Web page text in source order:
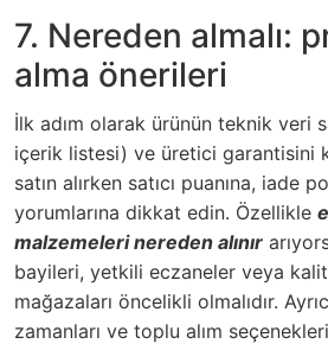
7. Nereden almalı:
alma önerileri
İlk adım olarak ürünün teknik veri
içerik listesi) ve üretici garantisini
satın alırken satıcı puanına, iade
yorumlarına dikkat edin. Özellikle
malzemeleri nereden alınır
bayileri, yetkili eczaneler veya
mağazaları öncelikli olmalıdır.
zamanları ve toplu alım